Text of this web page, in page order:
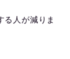
る人が減りま